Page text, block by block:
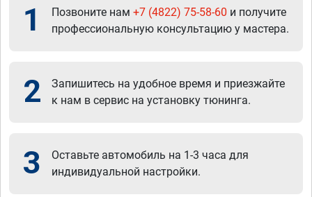
1 Позвоните нам +7 (4822) 75-58-60 и получите
профессиональную консультацию у мастера.
2
Запишитесь на удобное время и приезжайте
к нам в сервис на установку тюнинга.
3
Оставьте автомобиль на 1-3 часа для
индивидуальной настройки.